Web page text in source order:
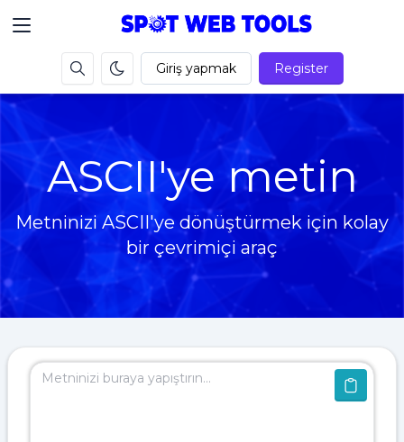
Giriş yapmak Register
ASCII'ye metin
Metninizi ASCII'ye dönüştürmek için kolay
bir çevrimiçi araç